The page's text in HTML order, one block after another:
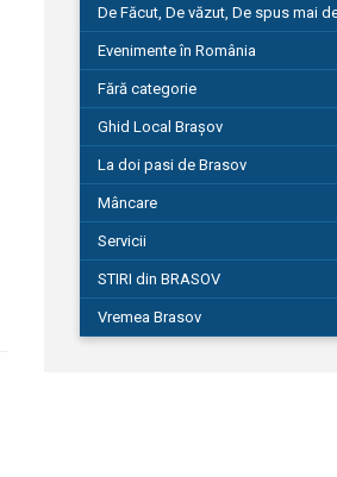
De Făcut, De văzut, De spus mai
149
Evenimente în România
Fără categorie
Ghid Local Brașov
La doi pasi de Brasov
Mâncare
Servicii
STIRI din BRASOV
194
Vremea Brasov